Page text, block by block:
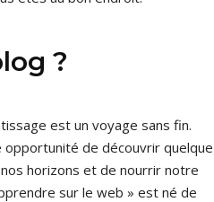
?
est un voyage sans fin.
opportunité de découvrir quelque
horizons et de nourrir notre
sur le web » est né de